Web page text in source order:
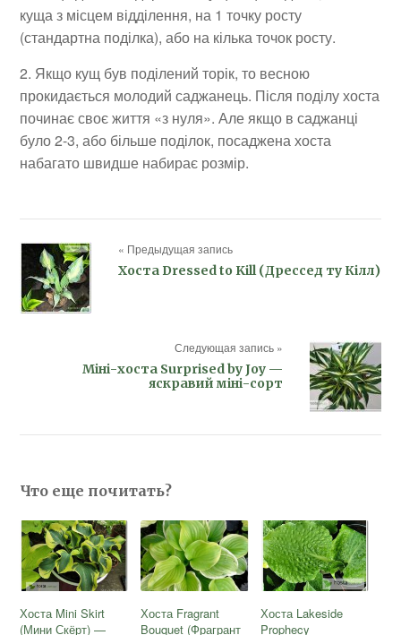
куща з місцем відділення, на 1 точку росту
(стандартна поділка), або на кілька точок росту.
2. Якщо кущ був поділений торік, то весною
прокидається молодий саджанець. Після поділу хоста
починає своє життя «з нуля». Але якщо в саджанці
було 2-3, або більше поділок, посаджена хоста
набагато швидше набирає розмір.
« Предыдущая запись
Хоста Dressed to Kill (Дрессед ту Кілл)
Следующая запись »
Міні-хоста Surprised by Joy —
яскравий міні-сорт
Что еще почитать?
Хоста Mini Skirt
(Мини Скёрт) —
Хоста Fragrant
Bouquet (Фрагрант
Хоста Lakeside
Prophecy